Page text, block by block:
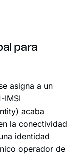
para
asigna a un
IMSI
acaba
la conectividad
identidad
operador de